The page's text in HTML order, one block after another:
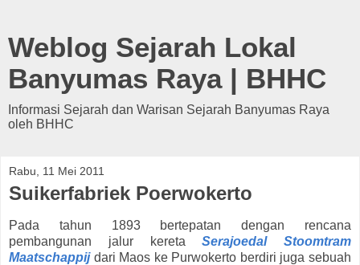
Weblog Sejarah Lokal
Banyumas Raya | BHHC
Informasi Sejarah dan Warisan Sejarah Banyumas Raya
oleh BHHC
Rabu, 11 Mei 2011
Suikerfabriek Poerwokerto
Pada tahun 1893 bertepatan dengan rencana
pembangunan jalur keretaSerajoedal Stoomtram
Maatschappijdari Maos ke Purwokerto berdiri juga sebuah